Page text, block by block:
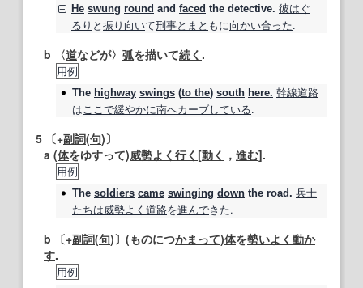
He swung round and faced the detective. 彼は ぐ
るり と振り 向いて刑事とまと もに向かい合った.
b 〈道などが〉 弧を描いて続く .
用例
The highway swings (to the) south here. 幹線道路
はここで緩やかに南へカーブしている.
5 〔+副詞(句)〕
a (体をゆすって)威勢よく 行く [動く ， 進む].
用例
The soldiers came swinging down the road. 兵士
たちは威勢よく 道路を進んできた.
b 〔+副詞(句)〕(ものにつかまって)体を勢いよく 動か
す.
用例